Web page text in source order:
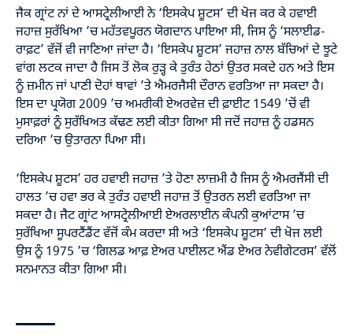
ਜੈਕ ਗ੍ਰਾਂਟ ਨਾਂ ਦੇ ਆਸਟ੍ਰੇਲੀਆਈ ਨੇ ‘ਇਸਕੇਪ ਸ਼ੂਟਸ’ ਦੀ ਖੋਜ ਕਰ ਕੇ ਹਵਾਈ
ਜਹਾਜ਼ ਸੁਰੱਖਿਆ ’ਚ ਮਹੱਤਵਪੂਰਨ ਯੋਗਦਾਨ ਪਾਇਆ ਸੀ, ਜਿਸ ਨੂੰ ‘ਸਲਾਈਡ-
ਰਾਫ਼ਟ’ ਵੱਜੋਂ ਵੀ ਜਾਣਿਆ ਜਾਂਦਾ ਹੈ। ‘ਇਸਕੇਪ ਸ਼ੂਟਸ’ ਜਹਾਜ਼ ਨਾਲ ਬੱਚਿਆਂ ਦੇ ਝੂਟੇ
ਵਾਂਗ ਲਟਕ ਜਾਦਾ ਹੈ ਜਿਸ ਤੋਂ ਲੋਕ ਰੁੜ੍ਹ ਕੇ ਤੁਰੰਤ ਹੇਠਾਂ ਉਤਰ ਸਕਦੇ ਹਨ ਅਤੇ ਇਸ
ਨੂੰ ਜ਼ਮੀਨ ਜਾਂ ਪਾਣੀ ਦੋਹਾਂ ਥਾਵਾਂ ’ਤੇ ਐਮਰਜੈਸੀ ਦੌਰਾਨ ਵਰਤਿਆ ਜਾ ਸਕਦਾ ਹੈ।
ਇਸ ਦਾ ਪ੍ਰਯੋਗ 2009 ’ਚ ਅਮਰੀਕੀ ਏਅਰਵੇਜ਼ ਦੀ ਫ਼ਾਈਟ 1549 ’ਚੋਂ ਵੀ
ਮੁਸਾਫ਼ਰਾਂ ਨੂੰ ਸੁਰੱਖਿਅਤ ਕੱਢਣ ਲਈ ਕੀਤਾ ਗਿਆ ਸੀ ਜਦੋਂ ਜਹਾਜ਼ ਨੂੰ ਹਡਸਨ
ਦਰਿਆ ’ਚ ਉਤਾਰਨਾ ਪਿਆ ਸੀ।
‘ਇਸਕੇਪ ਸ਼ੂਟਸ’ ਹਰ ਹਵਾਈ ਜਹਾਜ਼ ’ਤੇ ਹੋਣਾ ਲਾਜ਼ਮੀ ਹੈ ਜਿਸ ਨੂੰ ਐਮਰਜੈਂਸੀ ਦੀ
ਹਾਲਤ ’ਚ ਹਵਾ ਭਰ ਕੇ ਤੁਰੰਤ ਹਵਾਈ ਜਹਾਜ਼ ਤੋਂ ਉਤਰਨ ਲਈ ਵਰਤਿਆ ਜਾ
ਸਕਦਾ ਹੈ। ਜੈਟ ਗ੍ਰਾਂਟ ਆਸਟ੍ਰੇਲੀਆਈ ਏਅਰਲਾਈਨ ਕੰਪਨੀ ਕੁਆਂਟਾਸ ’ਚ
ਸੁਰੱਖਿਆ ਸੂਪਰਟੈਂਡੈਂਟ ਵੱਜੋਂ ਕੰਮ ਕਰਦਾ ਸੀ ਅਤੇ ‘ਇਸਕੇਪ ਸ਼ੂਟਸ’ ਦੀ ਖੋਜ ਲਈ
ਉਸ ਨੂੰ 1975 ’ਚ ‘ਗਿਲਡ ਆਫ਼ ਏਅਰ ਪਾਈਲਟ ਐਂਡ ਏਅਰ ਨੇਵੀਗੇਟਰਸ’ ਵੱਲੋਂ
ਸਨਮਾਨਤ ਕੀਤਾ ਗਿਆ ਸੀ।